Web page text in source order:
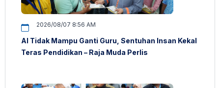
2026/08/07 8:56 AM
AI Tidak Mampu Ganti Guru, Sentuhan Insan Kekal
Teras Pendidikan – Raja Muda Perlis